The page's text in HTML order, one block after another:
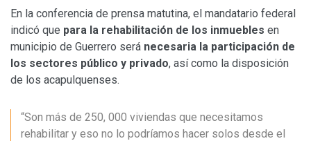
En la conferencia de prensa matutina, el mandatario federal
indicó que para la rehabilitación de los inmuebles en
municipio de Guerrero será necesaria la participación de
los sectores público y privado, así como la disposición
de los acapulquenses.
“Son más de 250, 000 viviendas que necesitamos
rehabilitar y eso no lo podríamos hacer solos desde el